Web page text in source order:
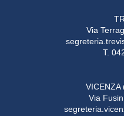
Via
T.
VICENZA
Via